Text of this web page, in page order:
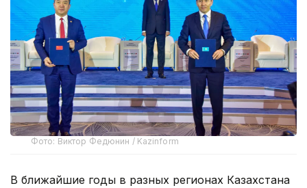
Фото: Виктор Федюнин / Kazinform
В ближайшие годы в разных регионах Казахстана